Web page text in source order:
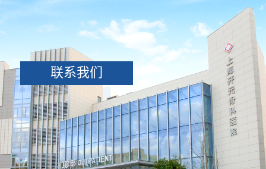
联系我们